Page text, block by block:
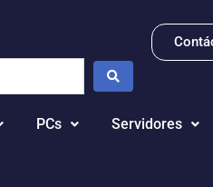
PCs Servidores